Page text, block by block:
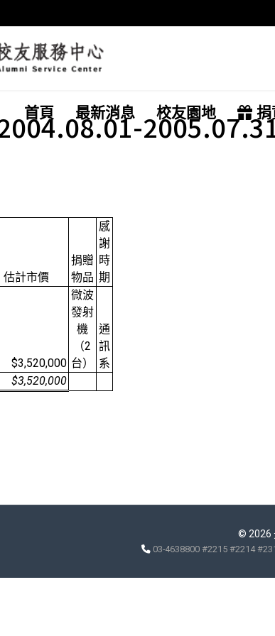
首頁 最新消息 校友園地 捐
估計市價
捐贈
物品
感
謝
時
期
$3,520,000
微波
發射
機
（2
台）
通
訊
系
$3,520,000
© 2026
03-4638800 #2215 #2214